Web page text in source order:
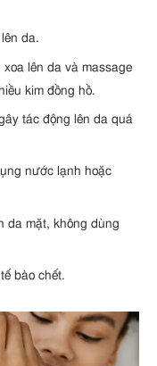
da.
lên da và massage
kim đồng hồ.
tác động lên da quá
nước lạnh hoặc
da mặt, không dùng
bào chết.